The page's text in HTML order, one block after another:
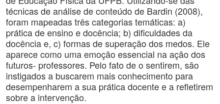
técnicas de análise de conteúdo de Bardin (2008),
foram mapeadas três categorias temáticas: a)
prática de ensino e docência; b) dificuldades da
docência e, c) formas de superação dos medos. Ele
aparece como uma emoção essencial na ação dos
futuros- professores. Pelo fato de o sentirem, são
instigados a buscarem mais conhecimento para
desempenharem a sua prática docente e a refletirem
sobre a intervenção.